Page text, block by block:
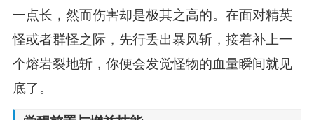
一点长，然而伤害却是极其之高的。在面对精英
怪或者群怪之际，先行丢出暴风斩，接着补上一
个熔岩裂地斩，你便会发觉怪物的血量瞬间就见
底了。